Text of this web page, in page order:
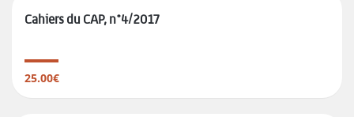
Cahiers du CAP, n°4/2017
25.00€